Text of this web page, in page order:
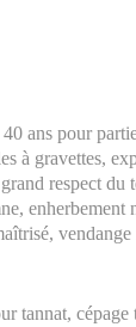
ans pour
à gravettes,
respect du
enherbement
tannat,